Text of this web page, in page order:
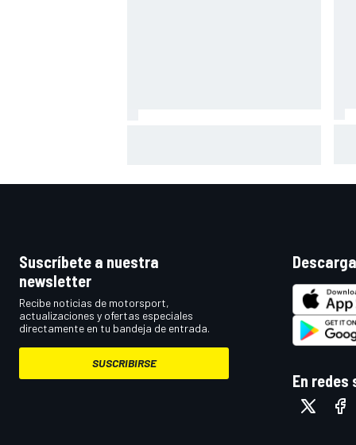
Suscríbete a nuestra
newsletter
Recibe noticias de motorsport,
actualizaciones y ofertas especiales
directamente en tu bandeja de entrada.
SUSCRIBIRSE
En